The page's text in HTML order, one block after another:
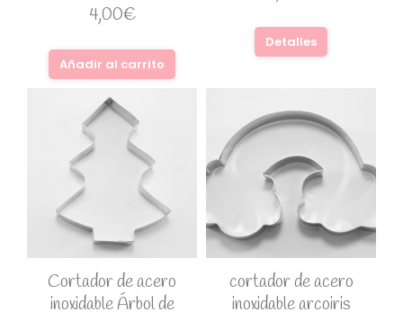
4,00€
Añadir al carrito
Detalles
Cortador de acero
inoxidable Árbol de
cortador de acero
inoxidable arcoiris